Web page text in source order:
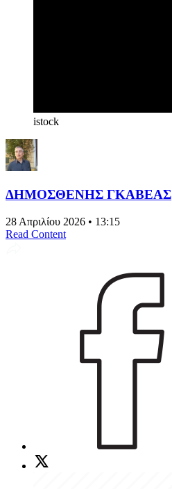
istock
ΔΗΜΟΣΘΕΝΗΣ ΓΚΑΒΕΑΣ
28 Απριλίου 2026 • 13:15
Read Content